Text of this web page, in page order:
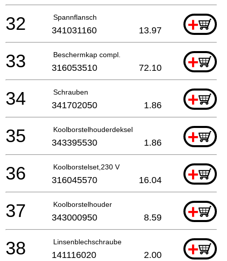
Spannflansch +
32 341031160 13.97
Beschermkap compl. +
33 316053510 72.10
Schrauben +
34 341702050 1.86
Koolborstelhouderdeksel +
35 343395530 1.86
Koolborstelset,230 V +
36 316045570 16.04
Koolborstelhouder +
37 343000950 8.59
Linsenblechschraube +
38 141116020 2.00